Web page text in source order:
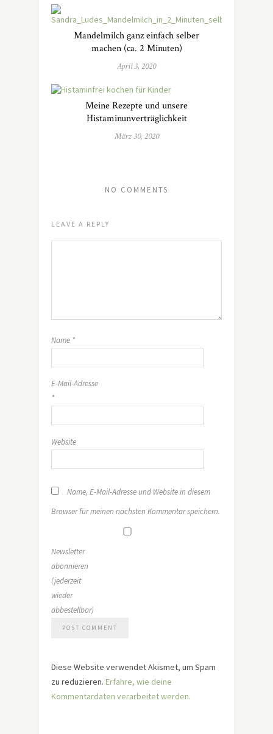
Mandelmilch ganz einfach selber
machen (ca. 2 Minuten)
April 3, 2020
Meine Rezepte und unsere
Histaminunverträglichkeit
März 30, 2020
NO COMMENTS
LEAVE A REPLY
Name *
E-Mail-Adresse
*
Website
Name, E-Mail-Adresse und Website in diesem
Browser für meinen nächsten Kommentar speichern.
Newsletter
abonnieren
(jederzeit
wieder
abbestellbar)
Diese Website verwendet Akismet, um Spam
zu reduzieren. Erfahre, wie deine
Kommentardaten verarbeitet werden.